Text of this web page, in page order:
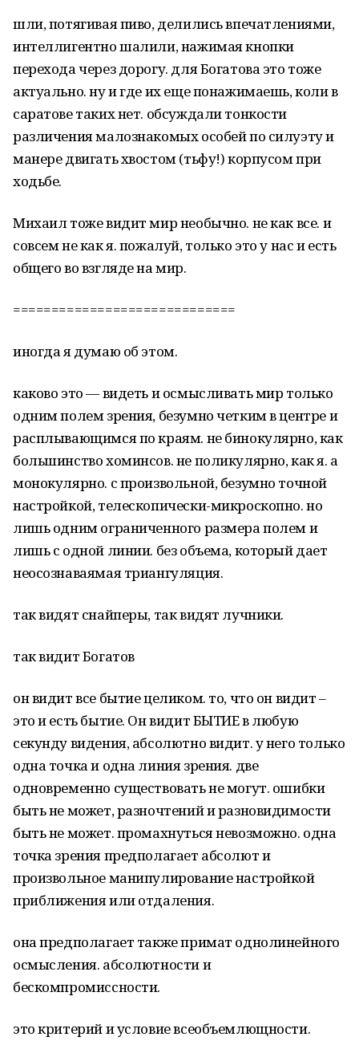
шли, потягивая пиво, делились впечатлениями,
интеллигентно шалили, нажимая кнопки
перехода через дорогу. для Богатова это тоже
актуально. ну и где их еще понажимаешь, коли в
саратове таких нет. обсуждали тонкости
различения малознакомых особей по силуэту и
манере двигать хвостом (тьфу!) корпусом при
ходьбе.
Михаил тоже видит мир необычно. не как все. и
совсем не как я. пожалуй, только это у нас и есть
общего во взгляде на мир.
=============================
иногда я думаю об этом.
каково это — видеть и осмысливать мир только
одним полем зрения, безумно четким в центре и
расплывающимся по краям. не бинокулярно, как
большинство хоминсов. не поликулярно, как я. а
монокулярно. с произвольной, безумно точной
настройкой, телескопически-микроскопно. но
лишь одним ограниченного размера полем и
лишь с одной линии. без объема, который дает
неосознаваямая триангуляция.
так видят снайперы, так видят лучники.
так видит Богатов
он видит все бытие целиком. то, что он видит –
это и есть бытие. Он видит БЫТИЕ в любую
секунду видения, абсолютно видит. у него только
одна точка и одна линия зрения. две
одновременно существовать не могут. ошибки
быть не может, разночтений и разновидимости
быть не может. промахнуться невозможно. одна
точка зрения предполагает абсолют и
произвольное манипулирование настройкой
приближения или отдаления.
она предполагает также примат однолинейного
осмысления. абсолютности и
бескомпромиссности.
это критерий и условие всеобъемлющности.